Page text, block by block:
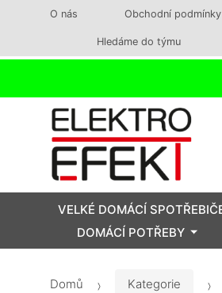
O nás Obchodní podmínky
Hledáme do týmu
VELKÉ DOMÁCÍ
DOMÁCÍ POTŘEBY
Domů Kategorie